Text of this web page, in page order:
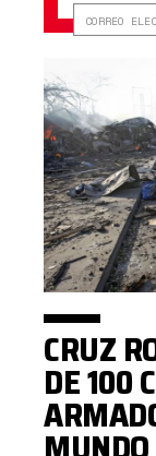
CRUZ
DE 100